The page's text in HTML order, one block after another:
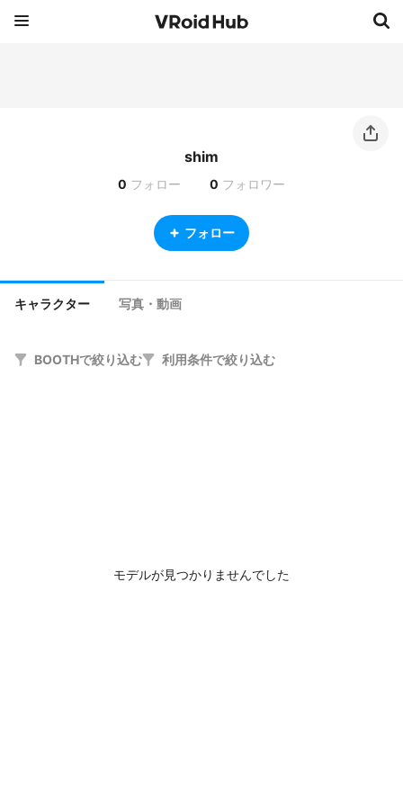
shim
0 フォロー 0 フォロワー
フォロー
キャラクター 写真・動画
BOOTHで絞り込む 利用条件で絞り込む
モデルが見つかりませんでした